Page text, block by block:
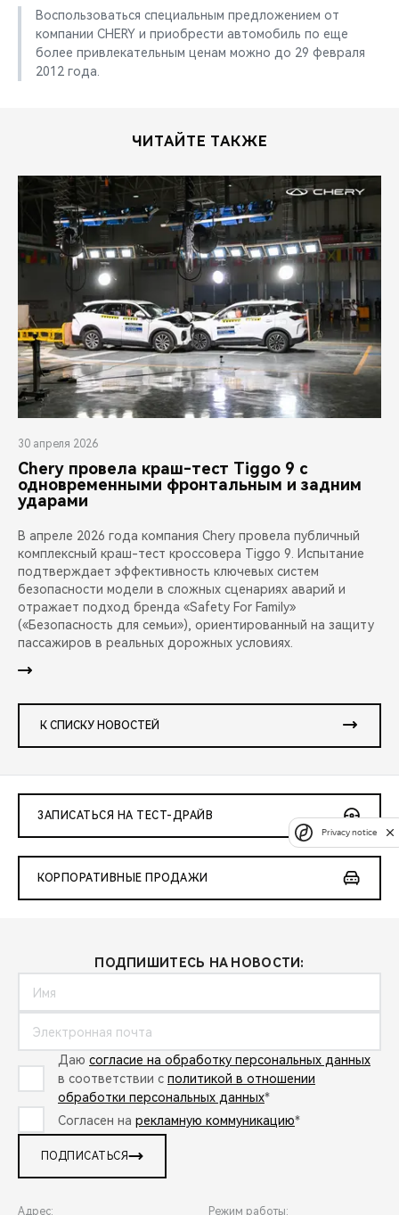
Воспользоваться специальным предложением от
компании CHERY и приобрести автомобиль по еще
более привлекательным ценам можно до 29 февраля
2012 года.
ЧИТАЙТЕ ТАКЖЕ
30 апреля 2026
Chery провела краш-тест Tiggo 9 с
одновременными фронтальным и задним
ударами
В апреле 2026 года компания Chery провела публичный
комплексный краш-тест кроссовера Tiggo 9. Испытание
подтверждает эффективность ключевых систем
безопасности модели в сложных сценариях аварий и
отражает подход бренда «Safety For Family»
(«Безопасность для семьи»), ориентированный на защиту
пассажиров в реальных дорожных условиях.
К СПИСКУ НОВОСТЕЙ
ЗАПИСАТЬСЯ НА ТЕСТ-ДРАЙВ
КОРПОРАТИВНЫЕ ПРОДАЖИ
ПОДПИШИТЕСЬ НА НОВОСТИ:
Даю согласие на обработку персональных данных
в соответствии с политикой в отношении
обработки персональных данных*
Согласен на рекламную коммуникацию*
ПОДПИСАТЬСЯ
Адрес: Режим работы:
Privacy notice